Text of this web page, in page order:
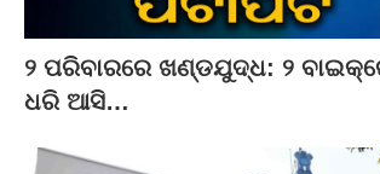
୨ ପରିବାରରେ ଖଣ୍ଡଯୁଦ୍ଧ: ୨
ଧରି ଆସି…